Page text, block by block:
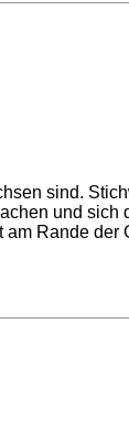
sind.
und sich
Rande